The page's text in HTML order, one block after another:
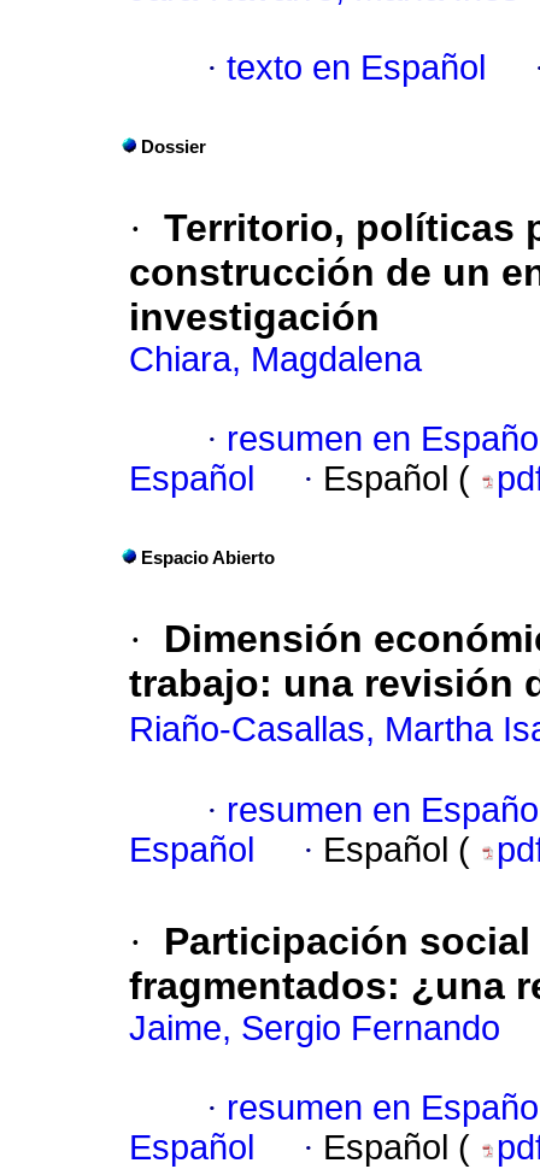
· texto en Español
Dossier
· Territorio, políticas
construcción de un
investigación
Chiara, Magdalena
· resumen en
Español
· Español (
Espacio Abierto
·
Dimensión
trabajo: una revisión
Riaño-Casallas, Martha
· resumen en
Español
· Español (
·
Participación
fragmentados: ¿una
Jaime, Sergio Fernando
· resumen en
Español
· Español (